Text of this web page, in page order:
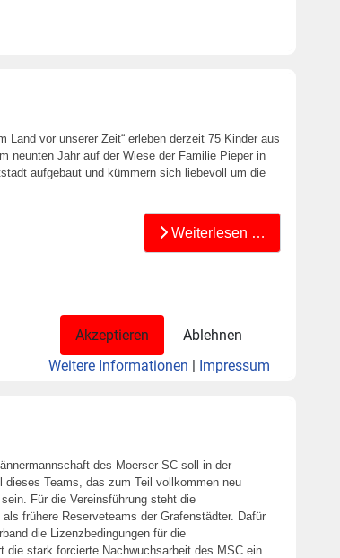
Land vor unserer Zeit“ erleben derzeit 75 Kinder aus
neunten Jahr auf der Wiese der Familie Pieper in
aufgebaut und kümmern sich liebevoll um die
Weiterlesen …
des Moerser SC soll in der
dieses Teams, das zum Teil vollkommen neu
Für die Vereinsführung steht die
frühere Reserveteams der Grafenstädter. Dafür
die Lizenzbedingungen für die
die stark forcierte Nachwuchsarbeit des MSC ein
Akzeptieren
Ablehnen
Weitere Informationen
Impressum